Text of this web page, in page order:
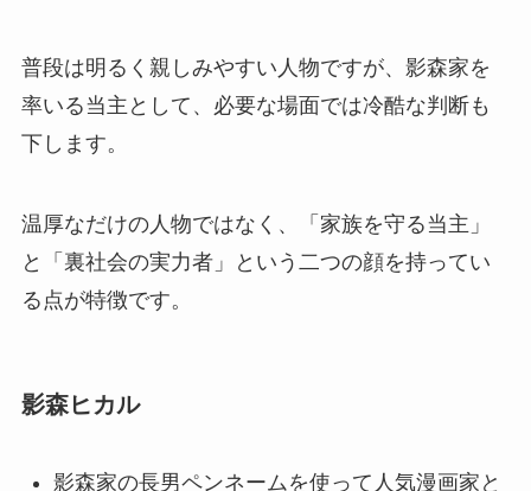
普段は明るく親しみやすい人物ですが、影森家を
率いる当主として、必要な場面では冷酷な判断も
下します。
温厚なだけの人物ではなく、「家族を守る当主」
と「裏社会の実力者」という二つの顔を持ってい
る点が特徴です。
影森ヒカル
影森家の長男ペンネームを使って人気漫画家と